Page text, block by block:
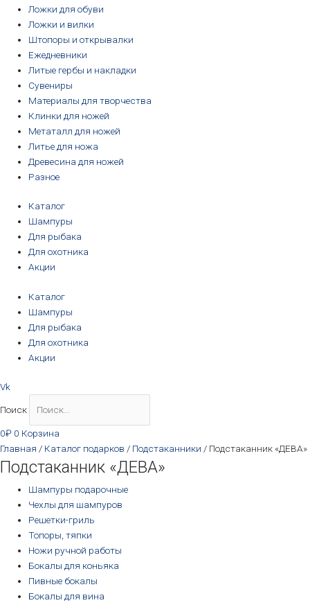
Ложки для обуви
Ложки и вилки
Штопоры и открывалки
Ежедневники
Литые гербы и накладки
Сувениры
Материалы для творчества
Клинки для ножей
Метаталл для ножей
Литье для ножа
Древесина для ножей
Разное
Каталог
Шампуры
Для рыбака
Для охотника
Акции
Каталог
Шампуры
Для рыбака
Для охотника
Акции
Vk
Поиск
0₽ 0 Корзина
Главная / Каталог подарков / Подстаканники / Подстаканник «ДЕВА»
Подстаканник «ДЕВА»
Шампуры подарочные
Чехлы для шампуров
Решетки-гриль
Топоры, тяпки
Ножи ручной работы
Бокалы для коньяка
Пивные бокалы
Бокалы для вина